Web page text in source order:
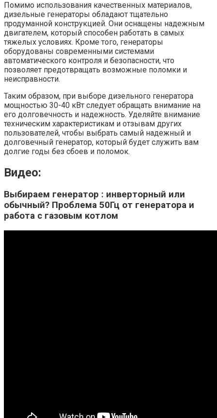
Помимо использования качественных материалов,
дизельные генераторы обладают тщательно
продуманной конструкцией. Они оснащены надежным
двигателем, который способен работать в самых
тяжелых условиях. Кроме того, генераторы
оборудованы современными системами
автоматического контроля и безопасности, что
позволяет предотвращать возможные поломки и
неисправности.
Таким образом, при выборе дизельного генератора
мощностью 30-40 кВт следует обращать внимание на
его долговечность и надежность. Уделяйте внимание
техническим характеристикам и отзывам других
пользователей, чтобы выбрать самый надежный и
долговечный генератор, который будет служить вам
долгие годы без сбоев и поломок.
Видео:
Выбираем генератор : инверторный или
обычный? Проблема 50Гц от генератора и
работа с газовым котлом